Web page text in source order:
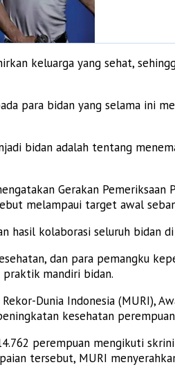
keluarga yang sehat,
para bidan yang selama ini
bidan adalah tentang
Gerakan
melampaui target awal
hasil kolaborasi seluruh bidan
dan para pemangku
praktik mandiri bidan.
Dunia Indonesia (MURI),
kesehatan
perempuan mengikuti
tersebut, MURI